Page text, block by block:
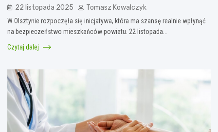
22 listopada 2025 Tomasz Kowalczyk
W Olsztynie rozpoczęła się inicjatywa, która ma szansę realnie wpłynąć
na bezpieczeństwo mieszkańców powiatu. 22 listopada…
Czytaj dalej